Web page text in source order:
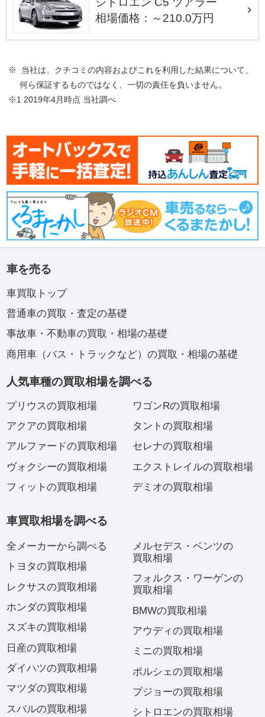
相場価格：～210.0万円
※ 当社は、クチコミの内容およびこれを利用した結果について、
何ら保証するものではなく、一切の責任を負いません。
※1 2019年4月時点 当社調べ
車を売る
車買取トップ
普通車の買取・査定の基礎
事故車・不動車の買取・相場の基礎
商用車（バス・トラックなど）の買取・相場の基礎
人気車種の買取相場を調べる
プリウスの買取相場
アクアの買取相場
アルファードの買取相場
ヴォクシーの買取相場
フィットの買取相場
ワゴンRの買取相場
タントの買取相場
セレナの買取相場
エクストレイルの買取相場
デミオの買取相場
車買取相場を調べる
全メーカーから調べる
トヨタの買取相場
レクサスの買取相場
ホンダの買取相場
スズキの買取相場
日産の買取相場
ダイハツの買取相場
マツダの買取相場
スバルの買取相場
メルセデス・ベンツの
買取相場
フォルクス・ワーゲンの
買取相場
BMWの買取相場
アウディの買取相場
ミニの買取相場
ポルシェの買取相場
プジョーの買取相場
シトロエンの買取相場